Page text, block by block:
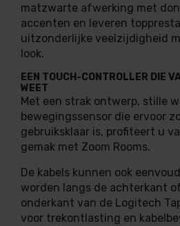
matzwarte afwerking met
accenten en leveren
uitzonderlijke veelzijdigheid
look.
EEN TOUCH-CONTROLLER DIE
WEET
Met een strak ontwerp, stille
bewegingssensor die ervoor
gebruiksklaar is, profiteert u
gemak met Zoom Rooms.
De kabels kunnen ook
worden langs de achterkant
onderkant van de Logitech
voor trekontlasting en